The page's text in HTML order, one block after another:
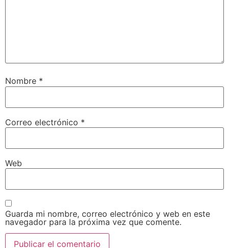
Nombre *
Correo electrónico *
Web
Guarda mi nombre, correo electrónico y web en este
navegador para la próxima vez que comente.